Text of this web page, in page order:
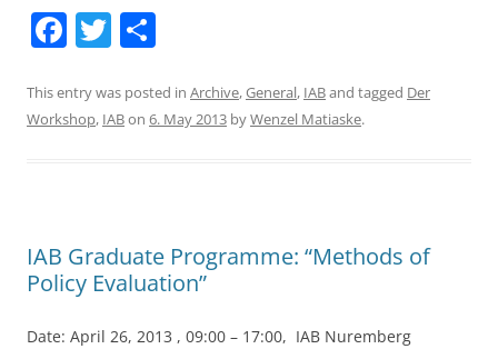
F
c
e
o
k
T
itt
er
ar
e
This entry was posted in Archive,General, IABand tagged Der
Workshop, IABon 6. May 2013 byWenzel Matiaske.
IAB Graduate Programme: “Methods of
Policy Evaluation”
Date: April 26, 2013 , 09:00 – 17:00, IAB Nuremberg